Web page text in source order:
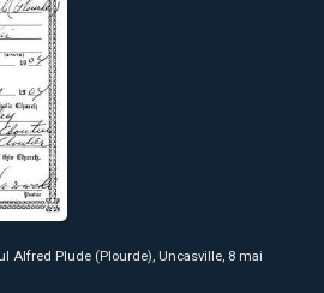
Alfred Plude (Plourde), Uncasville, 8 mai